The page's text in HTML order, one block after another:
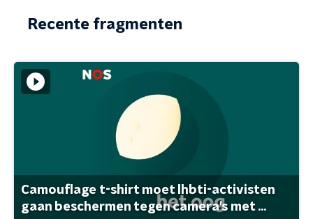
Recente fragmenten
Camouflage t-shirt moet lhbti-activisten
gaan beschermen tegen camera's met ...